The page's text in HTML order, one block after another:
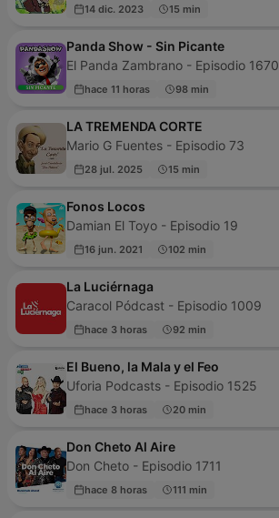
14 dic. 2023 15 min
Panda Show - Sin Picante
El Panda Zambrano - Episodio 1670
hace 11 horas 98 min
LA TREMENDA CORTE
Mario G Fuentes - Episodio 73
28 jul. 2025 15 min
Fonos Locos
Damian El Toyo - Episodio 19
16 jun. 2021 102 min
La Luciérnaga
Caracol Pódcast - Episodio 1009
hace 3 horas 92 min
El Bueno, la Mala y el Feo
Uforia Podcasts - Episodio 1525
hace 3 horas 20 min
Don Cheto Al Aire
Don Cheto - Episodio 1711
hace 8 horas 111 min